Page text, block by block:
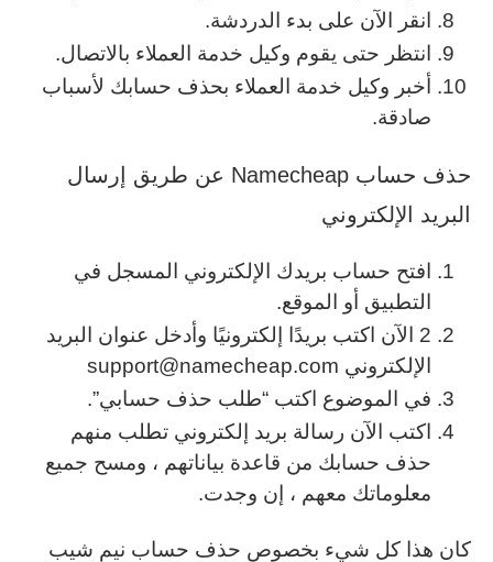
انقر الآن على بدء الدردشة.
انتظر حتى يقوم وكيل خدمة العملاء بالاتصال.
أخبر وكيل خدمة العملاء بحذف حسابك لأسباب
صادقة.
حذف حساب Namecheap عن طريق إرسال
البريد الإلكتروني
افتح حساب بريدك الإلكتروني المسجل في
التطبيق أو الموقع.
2 الآن اكتب بريدًا إلكترونيًا وأدخل عنوان البريد
الإلكتروني support@namecheap.com
في الموضوع اكتب “طلب حذف حسابي”.
اكتب الآن رسالة بريد إلكتروني تطلب منهم
حذف حسابك من قاعدة بياناتهم ، ومسح جميع
معلوماتك معهم ، إن وجدت.
كان هذا كل شيء بخصوص حذف حساب نيم شيب